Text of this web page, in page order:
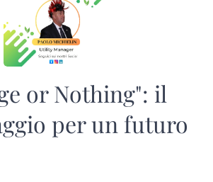
or Nothing": il
per un futuro